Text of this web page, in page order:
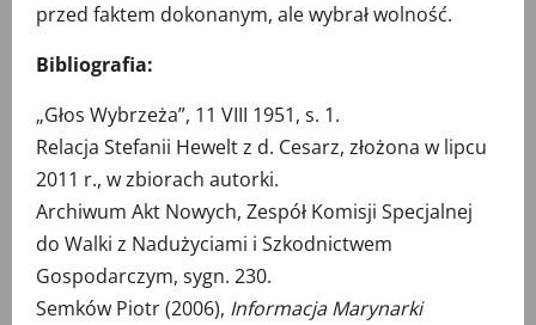
przed faktem dokonanym, ale wybrał wolność.
Bibliografia:
„Głos Wybrzeża”, 11 VIII 1951, s. 1.
Relacja Stefanii Hewelt z d. Cesarz, złożona w lipcu
2011 r., w zbiorach autorki.
Archiwum Akt Nowych, Zespół Komisji Specjalnej
do Walki z Nadużyciami i Szkodnictwem
Gospodarczym, sygn. 230.
Semków Piotr (2006), Informacja Marynarki